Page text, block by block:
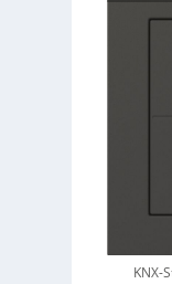
KNX-